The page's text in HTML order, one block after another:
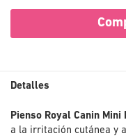
Detalles
Pienso Royal Canin
a la irritación cutánea y